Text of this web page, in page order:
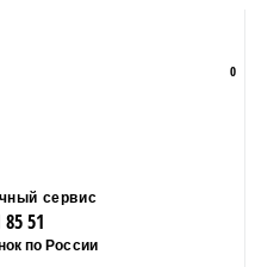
0
сервис
51
по России